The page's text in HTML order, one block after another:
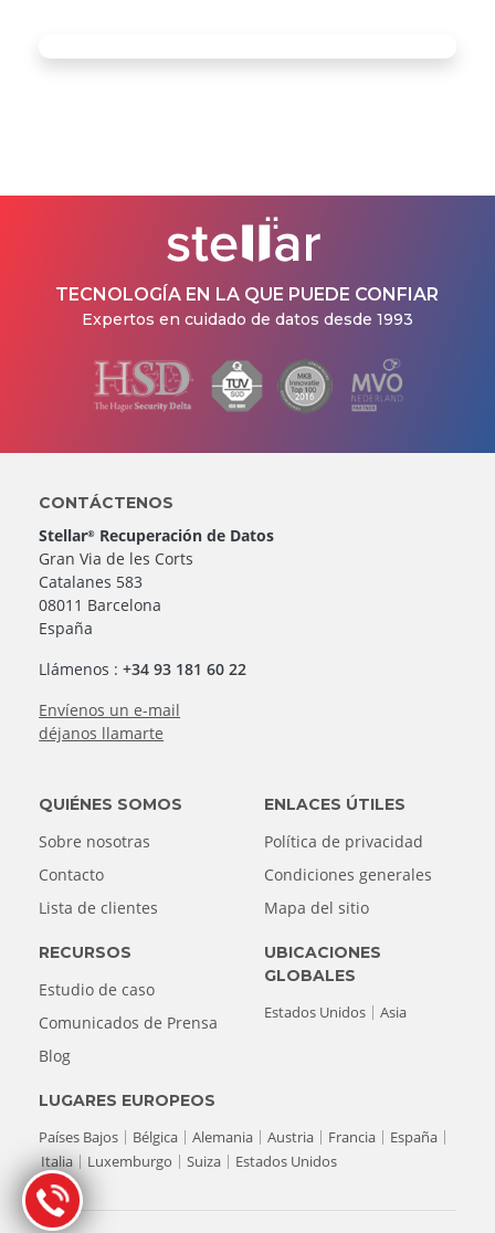
TECNOLOGÍA EN LA QUE PUEDE CONFIAR
Expertos en cuidado de datos desde 1993
CONTÁCTENOS
Stellar® Recuperación de Datos
Gran Via de les Corts
Catalanes 583
08011 Barcelona
España
Llámenos :+34 93 181 60 22
Envíenos un e-mail
déjanos llamarte
QUIÉNES SOMOS
Sobre nosotras
Contacto
Lista de clientes
ENLACES ÚTILES
Política de privacidad
Condiciones generales
Mapa del sitio
RECURSOS
Estudio de caso
Comunicados de Prensa
Blog
LUGARES EUROPEOS
Países Bajos
Bélgica Alemania Austria Francia
España
Italia
Luxemburgo Suiza Estados Unidos
UBICACIONES
GLOBALES
Estados Unidos
Asia